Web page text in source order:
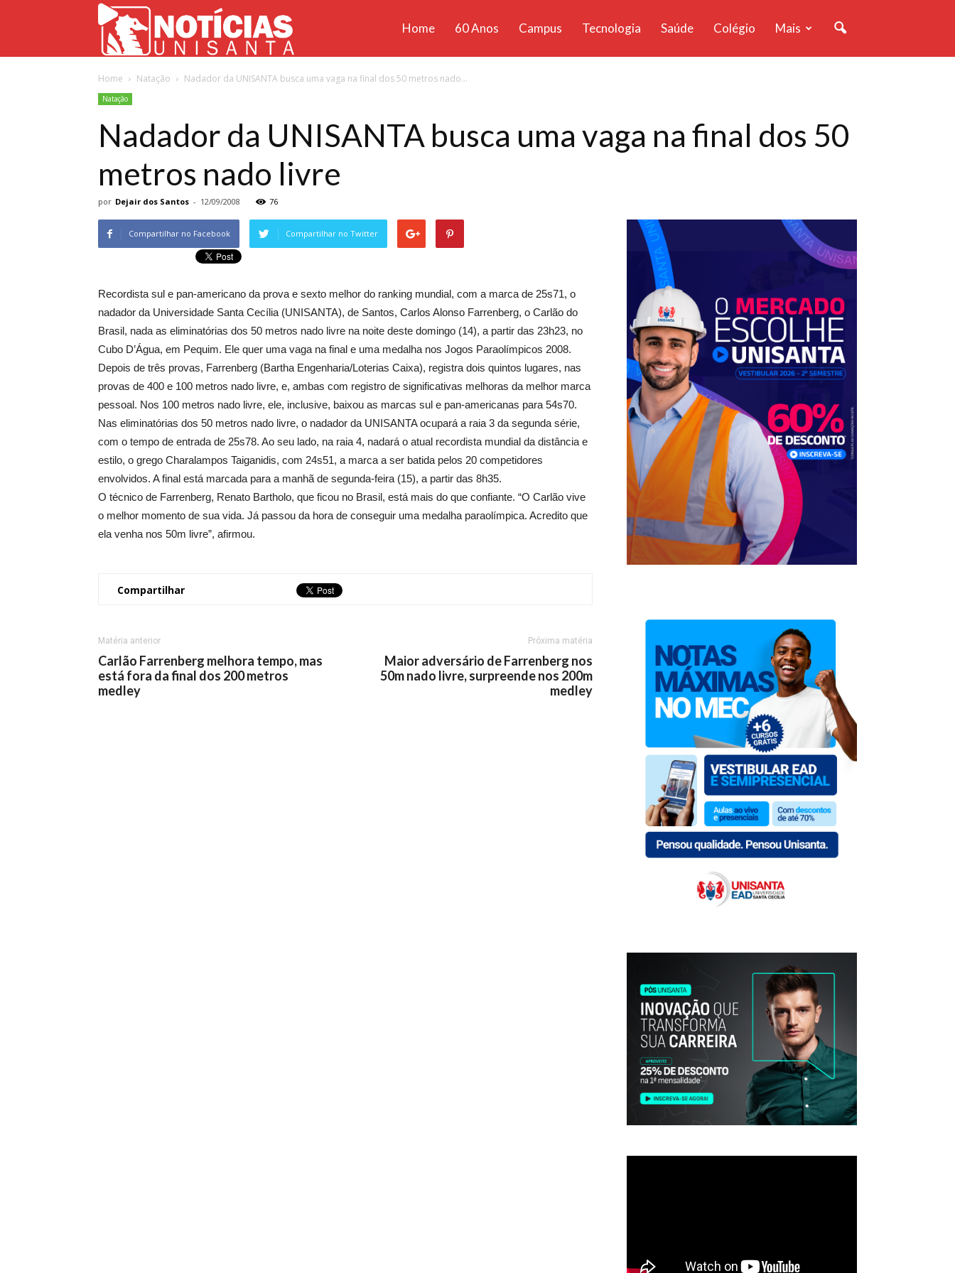
Unisanta
Home 60 Anos Campus Tecnologia Saúde Colégio Mais
Home Natação Nadador da UNISANTA busca uma vaga na final dos 50 metros nado...
Natação
Nadador da UNISANTA busca uma vaga na final dos 50
metros nado livre
por Dejair dos Santos - 12/09/2008 76
Compartilhar no Facebook Compartilhar no Twitter
Recordista sul e pan-americano da prova e sexto melhor do ranking mundial, com a marca de 25s71, o
nadador da Universidade Santa Cecília (UNISANTA), de Santos, Carlos Alonso Farrenberg, o Carlão do
Brasil, nada as eliminatórias dos 50 metros nado livre na noite deste domingo (14), a partir das 23h23, no
Cubo D’Água, em Pequim. Ele quer uma vaga na final e uma medalha nos Jogos Paraolímpicos 2008.
Depois de três provas, Farrenberg (Bartha Engenharia/Loterias Caixa), registra dois quintos lugares, nas
provas de 400 e 100 metros nado livre, e, ambas com registro de significativas melhoras da melhor marca
pessoal. Nos 100 metros nado livre, ele, inclusive, baixou as marcas sul e pan-americanas para 54s70.
Nas eliminatórias dos 50 metros nado livre, o nadador da UNISANTA ocupará a raia 3 da segunda série,
com o tempo de entrada de 25s78. Ao seu lado, na raia 4, nadará o atual recordista mundial da distância e
estilo, o grego Charalampos Taiganidis, com 24s51, a marca a ser batida pelos 20 competidores
envolvidos. A final está marcada para a manhã de segunda-feira (15), a partir das 8h35.
O técnico de Farrenberg, Renato Bartholo, que ficou no Brasil, está mais do que confiante. “O Carlão vive
o melhor momento de sua vida. Já passou da hora de conseguir uma medalha paraolímpica. Acredito que
ela venha nos 50m livre”, afirmou.
Compartilhar
Matéria anterior
Carlão Farrenberg melhora tempo, mas
está fora da final dos 200 metros
medley
Próxima matéria
Maior adversário de Farrenberg nos
50m nado livre, surpreende nos 200m
medley